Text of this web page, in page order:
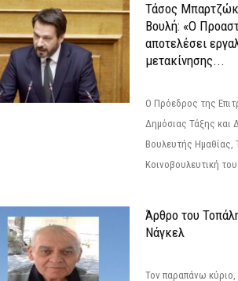
Τάσος
Βουλή: «Ο
αποτελέσει
μετακίνησης...
Ο Πρόεδρος της
Δημόσιας Τάξης και
Βουλευτής
Κοινοβουλευτική
Άρθρο του
Νάγκελ
Τον παραπάνω